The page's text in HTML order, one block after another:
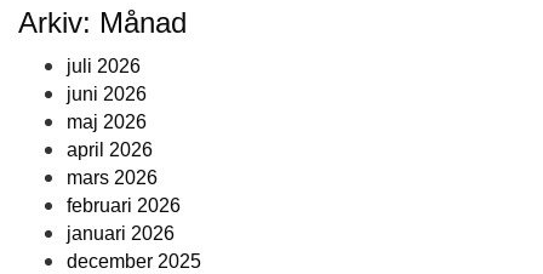
Arkiv: Månad
juli 2026
juni 2026
maj 2026
april 2026
mars 2026
februari 2026
januari 2026
december 2025